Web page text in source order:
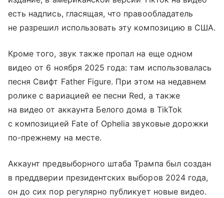
есть надпись, гласящая, что правообладатель
не разрешил использовать эту композицию в США.
Кроме того, звук также пропал на еще одном
видео от 6 ноября 2025 года: там использовалась
песня Свифт Father Figure. При этом на недавнем
ролике с вариацией ее песни Red, а также
на видео от аккаунта Белого дома в TikTok
с композицией Fate of Ophelia звуковые дорожки
по-прежнему на месте.
Аккаунт предвыборного штаба Трампа был создан
в преддверии президентских выборов 2024 года,
он до сих пор регулярно публикует новые видео.